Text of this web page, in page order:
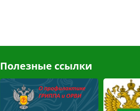
Полезные ссылки